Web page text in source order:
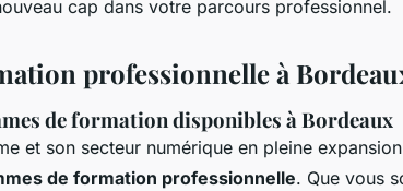
cap dans votre parcours professionnel.
professionnelle à
de formation disponibles à Bordeaux
et son secteur numérique en pleine
de formation professionnelle. Que vous